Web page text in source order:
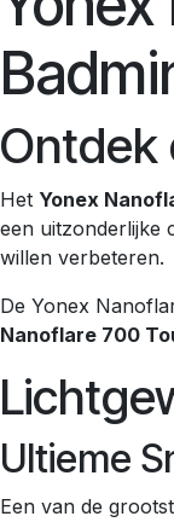
Ontdek
Het Yonex
een uitzonderlijke
willen verbeteren.
De Yonex
Nanoflare 700
Ultieme
Een van de